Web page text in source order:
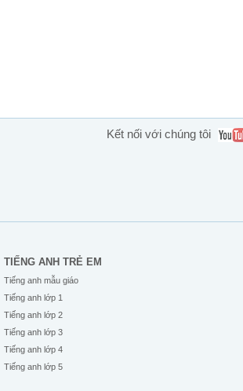
Kết nối với chúng tôi
TIẾNG ANH TRẺ EM
Tiếng anh mẫu giáo
Tiếng anh lớp 1
Tiếng anh lớp 2
Tiếng anh lớp 3
Tiếng anh lớp 4
Tiếng anh lớp 5